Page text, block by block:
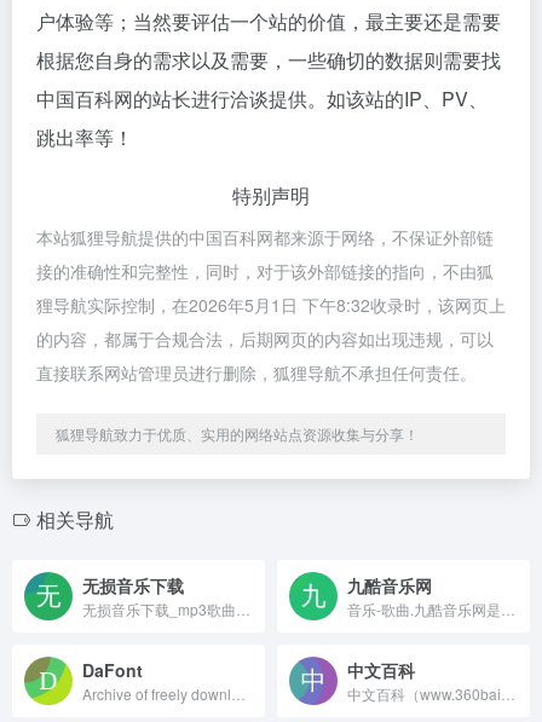
户体验等；当然要评估一个站的价值，最主要还是需要
根据您自身的需求以及需要，一些确切的数据则需要找
中国百科网的站长进行洽谈提供。如该站的IP、PV、
跳出率等！
特别声明
本站狐狸导航提供的中国百科网都来源于网络，不保证外部链
接的准确性和完整性，同时，对于该外部链接的指向，不由狐
狸导航实际控制，在2026年5月1日 下午8:32收录时，该网页上
的内容，都属于合规合法，后期网页的内容如出现违规，可以
直接联系网站管理员进行删除，狐狸导航不承担任何责任。
狐狸导航致力于优质、实用的网络站点资源收集与分享！
相关导航
无损音乐下载 九酷音乐网
DaFont 中文百科